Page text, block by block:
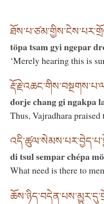
töpa tsam gyi ngepar
‘Merely hearing this is
dorje chang gi ngakpa
Thus, Vajradhara praised
di tsul sempar chépa
What need is there to